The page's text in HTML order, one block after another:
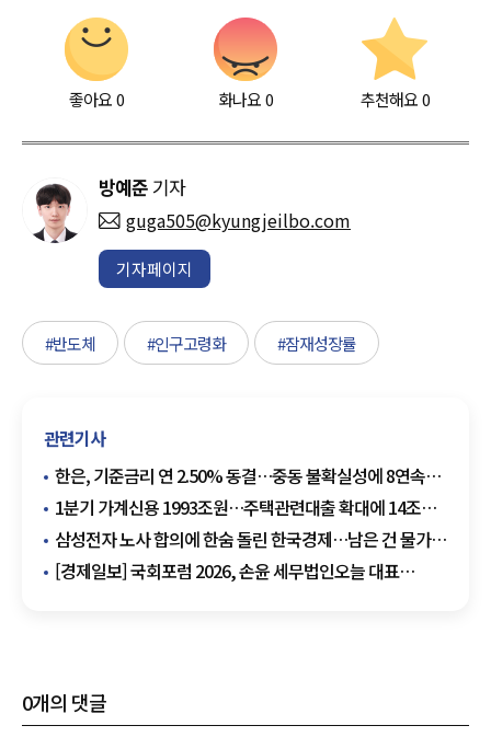
좋아요0 화나요0 추천해요 0
방예준 기자
guga505@kyungjeilbo.com
기자페이지
#반도체 #인구고령화 #잠재성장률
관련기사
한은, 기준금리 연 2.50% 동결…중동 불확실성에 8연속
유지
1분기 가계신용 1993조원…주택관련대출 확대에 14조원
↑
삼성전자 노사 합의에 한숨 돌린 한국경제…남은 건 물가·
금리 리스크
[경제일보] 국회포럼 2026, 손윤 세무법인오늘 대표
0개의 댓글